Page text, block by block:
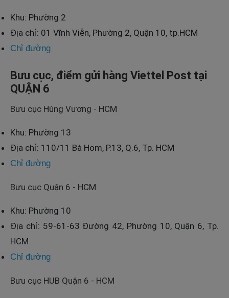
Khu: Phường 2
Địa chỉ: 01 Vĩnh Viễn, Phường 2, Quận 10, tp.HCM
Chỉ đường
Bưu cục, điểm gửi hàng Viettel Post tại
QUẬN 6
Bưu cục Hùng Vương - HCM
Khu: Phường 13
Địa chỉ: 110/11 Bà Hom, P.13, Q.6, Tp. HCM
Chỉ đường
Bưu cục Quận 6 - HCM
Khu: Phường 10
Địa chỉ: 59-61-63 Đường 42, Phường 10, Quận 6, Tp.
HCM
Chỉ đường
Bưu cục HUB Quận 6 - HCM